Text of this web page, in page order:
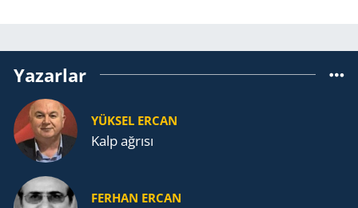
Yazarlar
YÜKSEL ERCAN
Kalp ağrısı
FERHAN ERCAN